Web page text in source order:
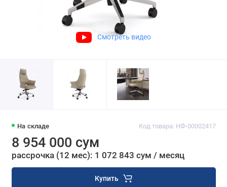
Смотреть видео
На складе Код товара: НФ-00002417
8 954 000 сум
рассрочка (12 мес): 1 072 843 сум / месяц
Купить